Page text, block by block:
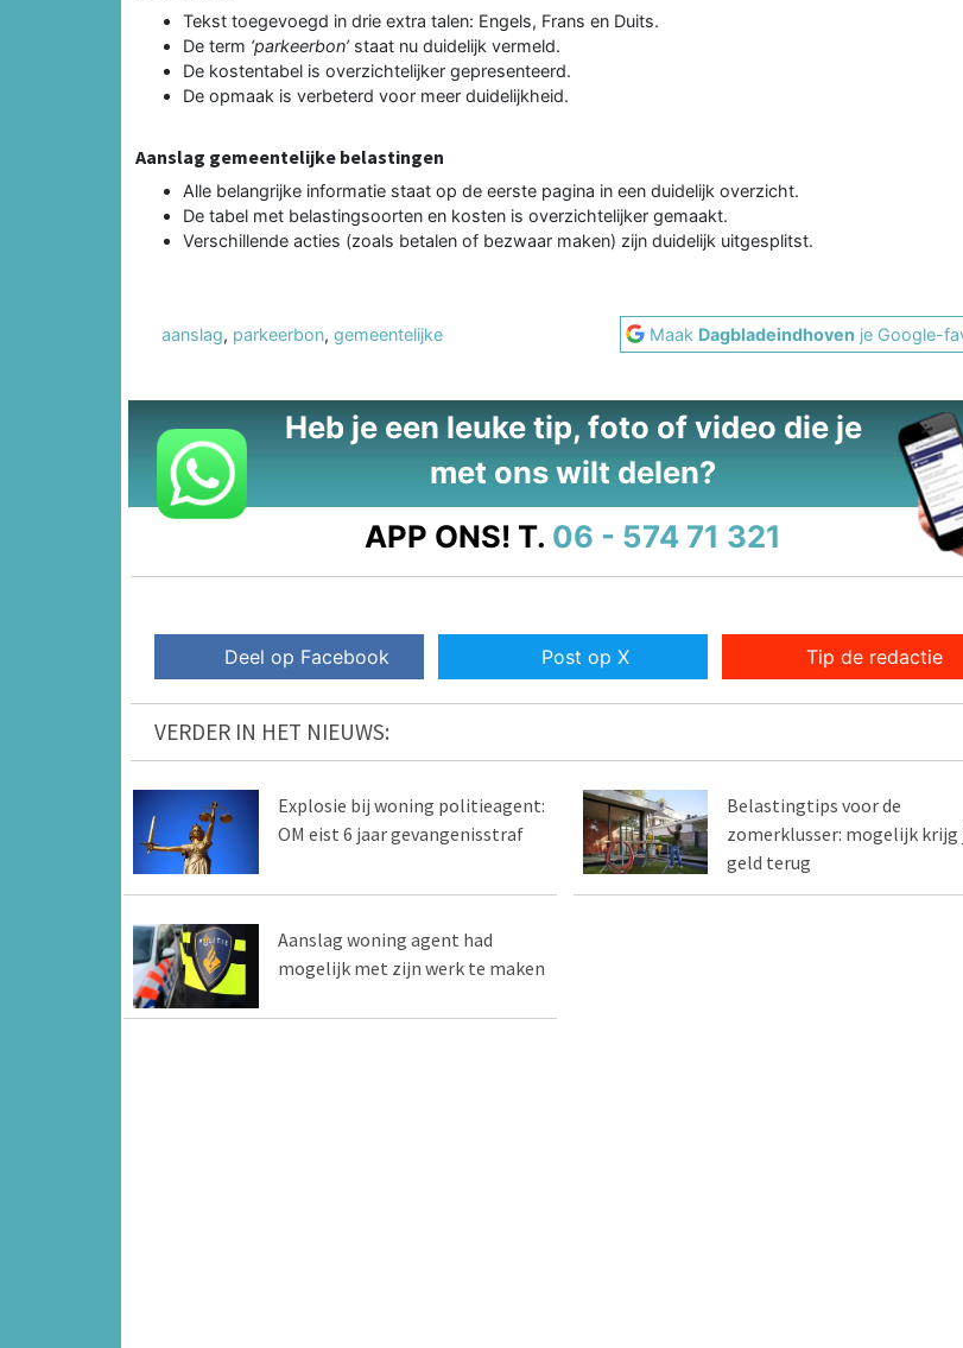
Tekst toegevoegd in drie extra talen: Engels, Frans en Duits.
De term ‘parkeerbon’ staat nu duidelijk vermeld.
De kostentabel is overzichtelijker gepresenteerd.
De opmaak is verbeterd voor meer duidelijkheid.
Aanslag gemeentelijke belastingen
Alle belangrijke informatie staat op de eerste pagina in een duidelijk overzicht.
De tabel met belastingsoorten en kosten is overzichtelijker gemaakt.
Verschillende acties (zoals betalen of bezwaar maken) zijn duidelijk uitgesplitst.
aanslag, parkeerbon, gemeentelijke Maak Dagbladeindhoven je Google-
Heb je een leuke tip, foto of video die je
met ons wilt delen?
APP ONS! T. 06 - 574 71 321
Deel op Facebook Post op X Tip de redactie
VERDER IN HET NIEUWS:
Explosie bij woning politieagent:
OM eist 6 jaar gevangenisstraf
Belastingtips voor de
zomerklusser: mogelijk krijg
geld terug
Aanslag woning agent had
mogelijk met zijn werk te maken